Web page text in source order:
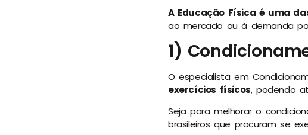
A Educação Física é uma
ao mercado ou à demanda
1)
O especialista em
exercícios físicos, podendo
Seja para melhorar o
brasileiros que procuram se